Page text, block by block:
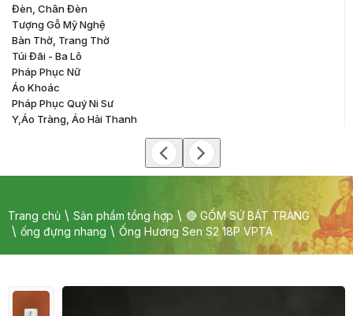
Đèn, Chân Đèn
Tượng Gỗ Mỹ Nghệ
Bàn Thờ, Trang Thờ
Túi Đãi - Ba Lô
Pháp Phục Nữ
Áo Khoác
Pháp Phục Quý Ni Sư
Y,áo Tràng, Áo Hải Thanh
Trang chủ Sản phẩm tổng hợp
🔴 GỐM SỨ BÁT TRÀNG
ống đựng nhang
Ống Hương Sen S2 18P VPTA